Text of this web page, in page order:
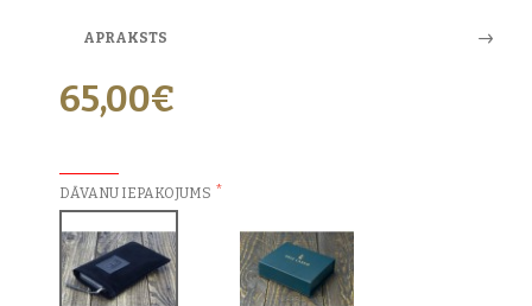
APRAKSTS
65,00€
DĀVANU IEPAKOJUMS